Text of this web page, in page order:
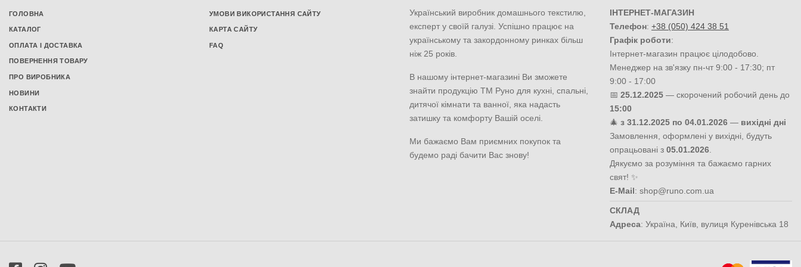
Подушки з пам'яттю
Чохли на подушки
Постільна білизна з мікрофібри
Підковдри
ГОЛОВНА
КАТАЛОГ
ОПЛАТА І ДОСТАВКА
ПОВЕРНЕННЯ ТОВАРУ
ПРО ВИРОБНИКА
НОВИНИ
КОНТАКТИ
УМОВИ ВИКОРИСТАННЯ САЙТУ
КАРТА САЙТУ
FAQ
Український виробник домашнього текстилю,
експерт у своїй галузі. Успішно працює на
українському та закордонному ринках більш
ніж 25 років.
В нашому інтернет-магазині Ви зможете
знайти продукцію ТМ Руно для кухні, спальні,
дитячої кімнати та ванної, яка надасть
затишку та комфорту Вашій оселі.
Ми бажаємо Вам приємних покупок та
будемо раді бачити Вас знову!
ІНТЕРНЕТ-МАГАЗИН
Телефон: +38 (050) 424 38 51
Графік роботи:
Інтернет-магазин працює цілодобово.
Менеджер на зв'язку пн-чт 9:00 - 17:30; пт
9:00 - 17:00
📅 25.12.2025 — скорочений робочий день до
15:00
🎄 з 31.12.2025 по 04.01.2026 — вихідні дні
Замовлення, оформлені у вихідні, будуть
опрацьовані з 05.01.2026
Дякуємо за розуміння та бажаємо гарних
свят! ✨
E-Mail: shop@runo.com.ua
СКЛАД
Адреса: Україна, Київ, вулиця Куренівська 18